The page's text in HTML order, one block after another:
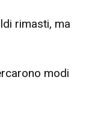
rimasti, ma
modi